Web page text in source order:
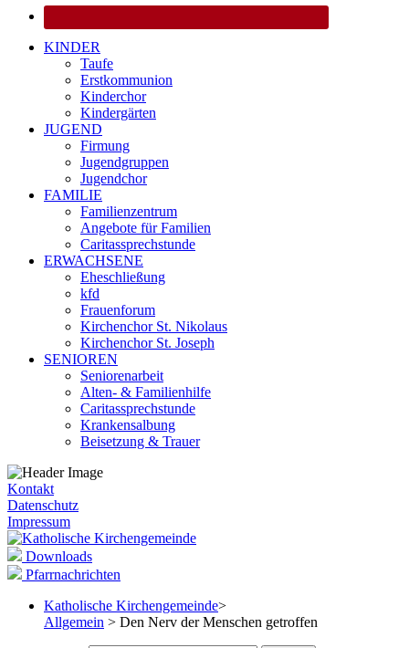
KINDER
Taufe
Erstkommunion
Kinderchor
Kindergärten
JUGEND
Firmung
Jugendgruppen
Jugendchor
FAMILIE
Familienzentrum
Angebote für Familien
Caritassprechstunde
ERWACHSENE
Eheschließung
kfd
Frauenforum
Kirchenchor St. Nikolaus
Kirchenchor St. Joseph
SENIOREN
Seniorenarbeit
Alten- & Familienhilfe
Caritassprechstunde
Krankensalbung
Beisetzung & Trauer
Kontakt
Datenschutz
Impressum
Downloads
Pfarrnachrichten
Katholische Kirchengemeinde>
Allgemein > Den Nerv der Menschen getroffen